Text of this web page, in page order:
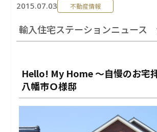
会社案内
来場予約 資料請
0120-824-
09:00-18:00 水定休
2015.07.03 不動産情報
輸入住宅ステーションニュー
Hello! My Home ～自慢のお宅
八幡市Ｏ様邸